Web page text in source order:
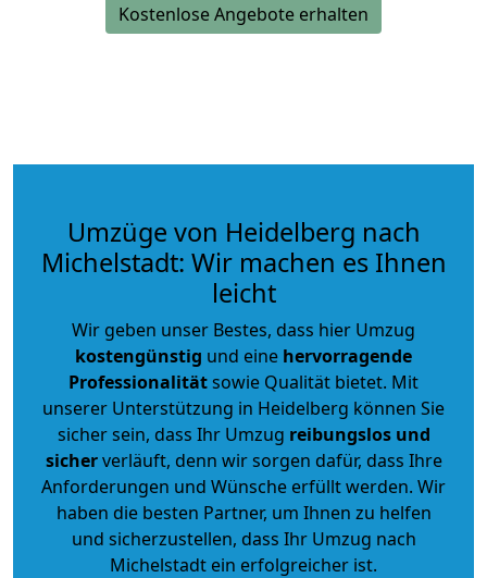
Kostenlose Angebote erhalten
Umzüge von Heidelberg nach
Michelstadt: Wir machen es Ihnen
leicht
Wir geben unser Bestes, dass hier Umzug
kostengünstig und eine hervorragende
Professionalitätsowie Qualität bietet. Mit
unserer Unterstützung in Heidelberg können Sie
sicher sein, dass Ihr Umzug reibungslos und
sicherverläuft, denn wir sorgen dafür, dass Ihre
Anforderungen und Wünsche erfüllt werden. Wir
haben die besten Partner, um Ihnen zu helfen
und sicherzustellen, dass Ihr Umzug nach
Michelstadt ein erfolgreicher ist.